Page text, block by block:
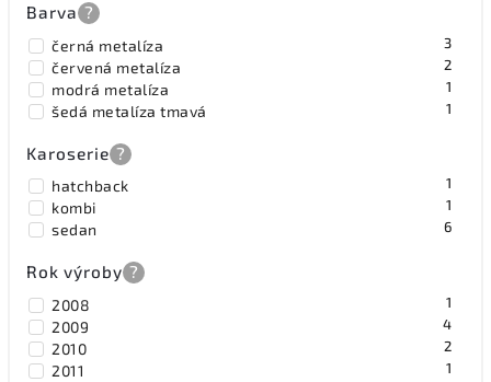
Barva ?
černá metalíza 3
červená metalíza 2
modrá metalíza 1
šedá metalíza tmavá 1
Karoserie ?
hatchback 1
kombi 1
sedan 6
Rok výroby ?
2008 1
2009 4
2010 2
2011 1